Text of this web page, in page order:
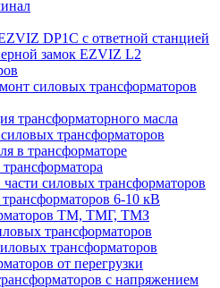
DP1C с ответной станцией
замок EZVIZ L2
силовых трансформаторов
трансформаторного масла
трансформаторов
в трансформаторе
силовых трансформаторов
6-10 кВ
ТМ, ТМГ, ТМЗ
трансформаторов
трансформаторов
от перегрузки
с напряжением